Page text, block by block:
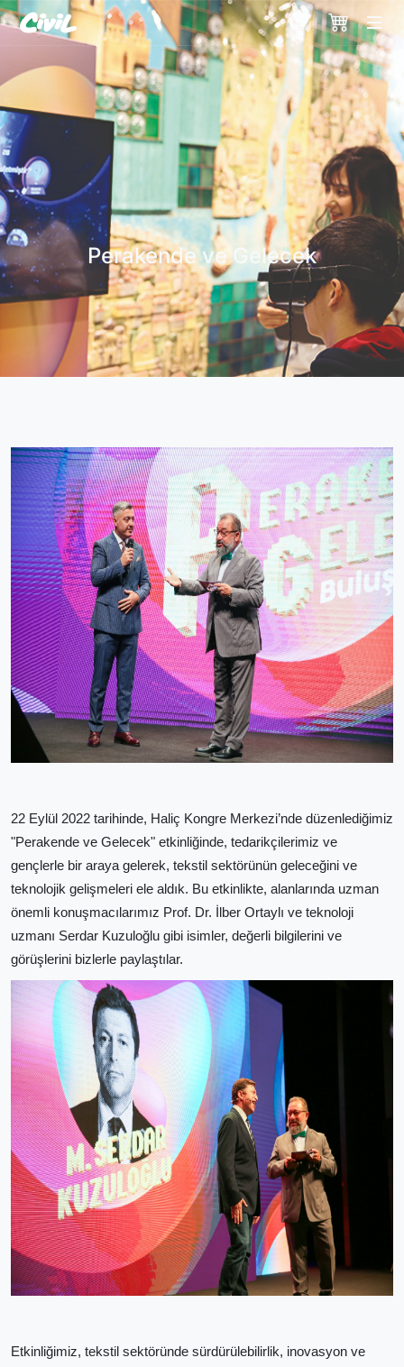
Perakende ve Gelecek
22 Eylül 2022 tarihinde, Haliç Kongre Merkezi’nde düzenlediğimiz
"Perakende ve Gelecek" etkinliğinde, tedarikçilerimiz ve
gençlerle bir araya gelerek, tekstil sektörünün geleceğini ve
teknolojik gelişmeleri ele aldık. Bu etkinlikte, alanlarında uzman
önemli konuşmacılarımız Prof. Dr. İlber Ortaylı ve teknoloji
uzmanı Serdar Kuzuloğlu gibi isimler, değerli bilgilerini ve
görüşlerini bizlerle paylaştılar.
Etkinliğimiz, tekstil sektöründe sürdürülebilirlik, inovasyon ve